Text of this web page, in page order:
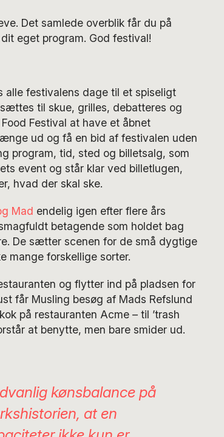
Det samlede overblik får du på
eget program. God festival!
alle festivalens dage til et spiseligt
til skue, grilles, debatteres og
Festival at have et åbnet
ud og få en bid af festivalen uden
program, tid, sted og billetsalg, som
event og står klar ved billetlugen,
hvad der skal ske.
Mad endelig igen efter flere års
betagende som holdet bag
De sætter scenen for de små dygtige
mange forskellige sorter.
og flytter ind på pladsen for
får Musling besøg af Mads Refslund
på restauranten Acme – til ’trash
at benytte, men bare smider ud.
kønsbalance på
at en